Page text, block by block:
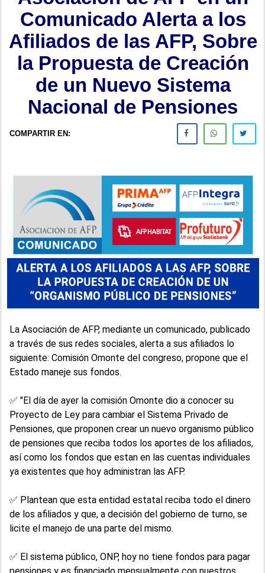
Comunicado Alerta a los
Afiliados de las AFP, Sobre
la Propuesta de Creación
de un Nuevo Sistema
Nacional de Pensiones
COMPARTIR EN:
La Asociación de AFP, mediante un comunicado, publicado
a través de sus redes sociales, alerta a sus afiliados lo
siguiente: Comisión Omonte del congreso, propone que el
Estado maneje sus fondos.
✅ "El día de ayer la comisión Omonte dio a conocer su
Proyecto de Ley para cambiar el Sistema Privado de
Pensiones, que proponen crear un nuevo organismo público
de pensiones que reciba todos los aportes de los afiliados,
así como los fondos que estan en las cuentas individuales
ya existentes que hoy administran las AFP.
✅ Plantean que esta entidad estatal reciba todo el dinero
de los afiliados y que, a decisión del gobierno de turno, se
licite el manejo de una parte del mismo.
✅ El sistema público, ONP, hoy no tiene fondos para pagar